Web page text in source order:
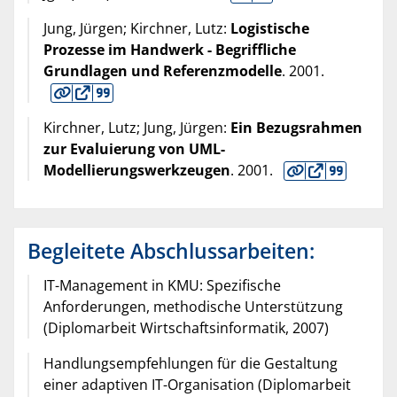
Jung, Jürgen; Kirchner, Lutz: Logistische
Prozesse im Handwerk - Begriffliche
Grundlagen und Referenzmodelle. 2001.
Kirchner, Lutz; Jung, Jürgen: Ein Bezugsrahmen
zur Evaluierung von UML-
Modellierungswerkzeugen. 2001.
Begleitete Abschlussarbeiten:
IT-Management in KMU: Spezifische
Anforderungen, methodische Unterstützung
(Diplomarbeit Wirtschaftsinformatik, 2007)
Handlungsempfehlungen für die Gestaltung
einer adaptiven IT-Organisation (Diplomarbeit